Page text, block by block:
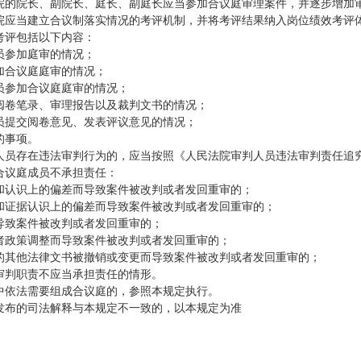
院长、副院长、庭长、副庭长应当参加合议庭审理案件，并逐步增加
当建立合议制落实情况的考评机制，并将考评结果纳入岗位绩效考评
包括以下内容：
加庭审的情况；
议庭庭审的情况；
加合议庭庭审的情况；
笔录、审理报告以及裁判文书的情况；
交阅卷意见、发表评议意见的情况；
项。
存在违法审判行为的，应当按照《人民法院审判人员违法审判责任追
庭成员不承担责任：
识上的偏差而导致案件被改判或者发回重审的；
据认识上的偏差而导致案件被改判或者发回重审的；
案件被改判或者发回重审的；
策调整而导致案件被改判或者发回重审的；
他法律文书被撤销或变更而导致案件被改判或者发回重审的；
职责不应当承担责任的情形。
法需要组成合议庭的，参照本规定执行。
的司法解释与本规定不一致的，以本规定为准